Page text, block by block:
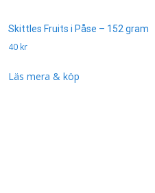
Skittles Fruits i Påse – 152 gram
40 kr
Läs mera & köp